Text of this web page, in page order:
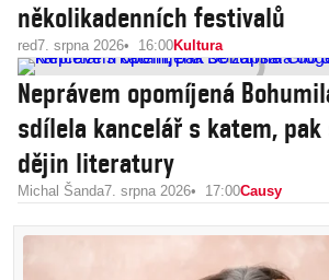
několikadenních festivalů
red7. srpna 2026 16:00Kultura
Neprávem opomíjená
sdílela kancelář s katem, pak
dějin literatury
Michal Šanda7. srpna 2026 17:00Causy